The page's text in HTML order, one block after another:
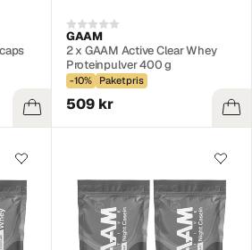
GAAM
2 x GAAM Active Clear Whey
Proteinpulver 400 g
-10% Paketpris
509 kr